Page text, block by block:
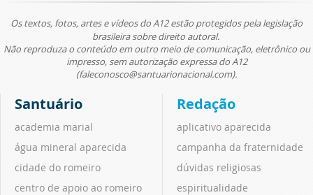
Os textos, fotos, artes e vídeos do A12 estão protegidos pela legislação
brasileira sobre direito autoral.
Não reproduza o conteúdo em outro meio de comunicação, eletrônico ou
impresso, sem autorização expressa do A12
(faleconosco@santuarionacional.com).
Santuário
academia marial
água mineral aparecida
cidade do romeiro
centro de apoio ao romeiro
Redação
aplicativo aparecida
campanha da fraternidade
dúvidas religiosas
espiritualidade